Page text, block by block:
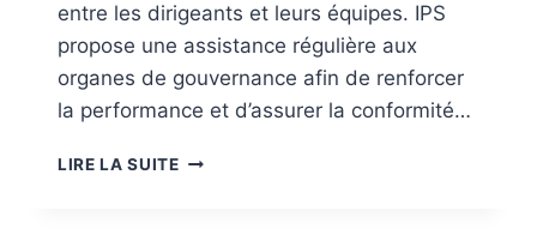
entre les dirigeants et leurs équipes. IPS
propose une assistance régulière aux
organes de gouvernance afin de renforcer
la performance et d’assurer la conformité…
LIRE LA SUITE